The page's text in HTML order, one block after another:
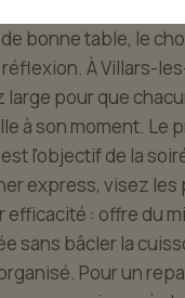
de bonne table, le
À Villars-
large pour que
à son moment. Le
l'objectif de la
express, visez les
efficacité : offre du
sans bâcler la
Pour un